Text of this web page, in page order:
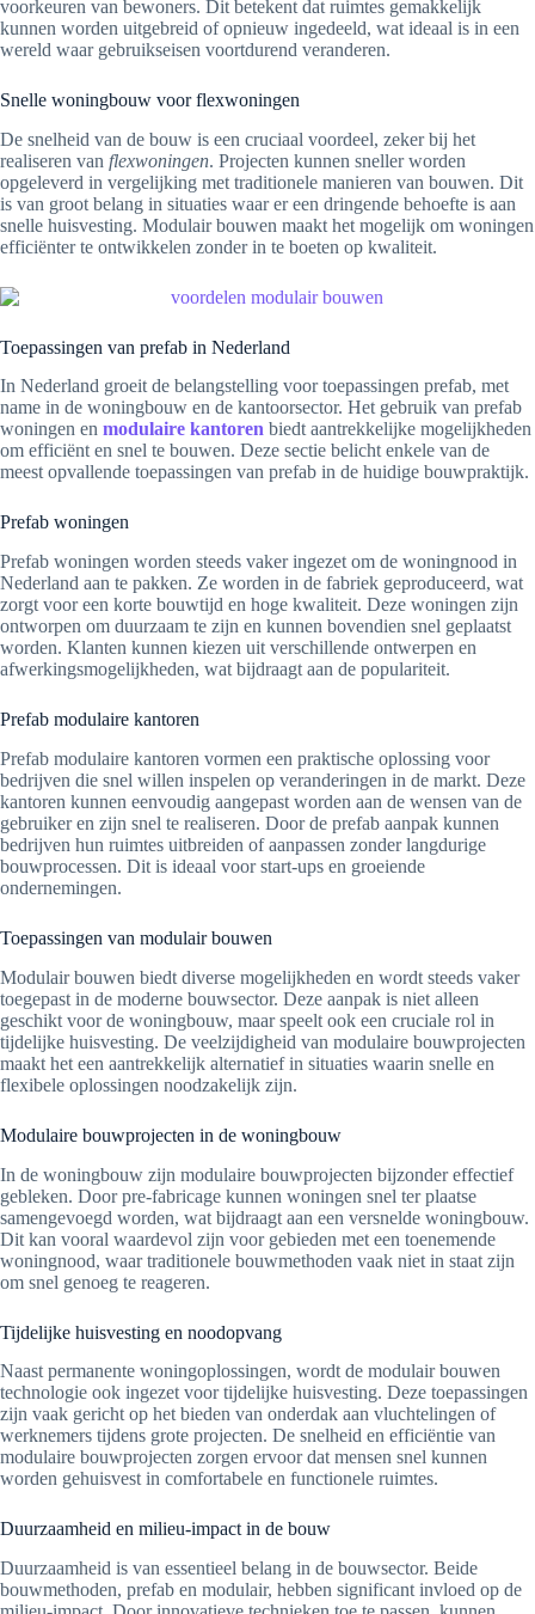
voorkeuren van bewoners. Dit betekent dat ruimtes gemakkelijk
kunnen worden uitgebreid of opnieuw ingedeeld, wat ideaal is in een
wereld waar gebruikseisen voortdurend veranderen.
Snelle woningbouw voor flexwoningen
De snelheid van de bouw is een cruciaal voordeel, zeker bij het
realiseren van flexwoningen. Projecten kunnen sneller worden
opgeleverd in vergelijking met traditionele manieren van bouwen. Dit
is van groot belang in situaties waar er een dringende behoefte is aan
snelle huisvesting. Modulair bouwen maakt het mogelijk om woningen
efficiënter te ontwikkelen zonder in te boeten op kwaliteit.
Toepassingen van prefab in Nederland
In Nederland groeit de belangstelling voor toepassingen prefab, met
name in de woningbouw en de kantoorsector. Het gebruik van prefab
woningen en modulaire kantoren biedt aantrekkelijke mogelijkheden
om efficiënt en snel te bouwen. Deze sectie belicht enkele van de
meest opvallende toepassingen van prefab in de huidige bouwpraktijk.
Prefab woningen
Prefab woningen worden steeds vaker ingezet om de woningnood in
Nederland aan te pakken. Ze worden in de fabriek geproduceerd, wat
zorgt voor een korte bouwtijd en hoge kwaliteit. Deze woningen zijn
ontworpen om duurzaam te zijn en kunnen bovendien snel geplaatst
worden. Klanten kunnen kiezen uit verschillende ontwerpen en
afwerkingsmogelijkheden, wat bijdraagt aan de populariteit.
Prefab modulaire kantoren
Prefab modulaire kantoren vormen een praktische oplossing voor
bedrijven die snel willen inspelen op veranderingen in de markt. Deze
kantoren kunnen eenvoudig aangepast worden aan de wensen van de
gebruiker en zijn snel te realiseren. Door de prefab aanpak kunnen
bedrijven hun ruimtes uitbreiden of aanpassen zonder langdurige
bouwprocessen. Dit is ideaal voor start-ups en groeiende
ondernemingen.
Toepassingen van modulair bouwen
Modulair bouwen biedt diverse mogelijkheden en wordt steeds vaker
toegepast in de moderne bouwsector. Deze aanpak is niet alleen
geschikt voor de woningbouw, maar speelt ook een cruciale rol in
tijdelijke huisvesting. De veelzijdigheid van modulaire bouwprojecten
maakt het een aantrekkelijk alternatief in situaties waarin snelle en
flexibele oplossingen noodzakelijk zijn.
Modulaire bouwprojecten in de woningbouw
In de woningbouw zijn modulaire bouwprojecten bijzonder effectief
gebleken. Door pre-fabricage kunnen woningen snel ter plaatse
samengevoegd worden, wat bijdraagt aan een versnelde woningbouw.
Dit kan vooral waardevol zijn voor gebieden met een toenemende
woningnood, waar traditionele bouwmethoden vaak niet in staat zijn
om snel genoeg te reageren.
Tijdelijke huisvesting en noodopvang
Naast permanente woningoplossingen, wordt de modulair bouwen
technologie ook ingezet voor tijdelijke huisvesting. Deze toepassingen
zijn vaak gericht op het bieden van onderdak aan vluchtelingen of
werknemers tijdens grote projecten. De snelheid en efficiëntie van
modulaire bouwprojecten zorgen ervoor dat mensen snel kunnen
worden gehuisvest in comfortabele en functionele ruimtes.
Duurzaamheid en milieu-impact in de bouw
Duurzaamheid is van essentieel belang in de bouwsector. Beide
bouwmethoden, prefab en modulair, hebben significant invloed op de